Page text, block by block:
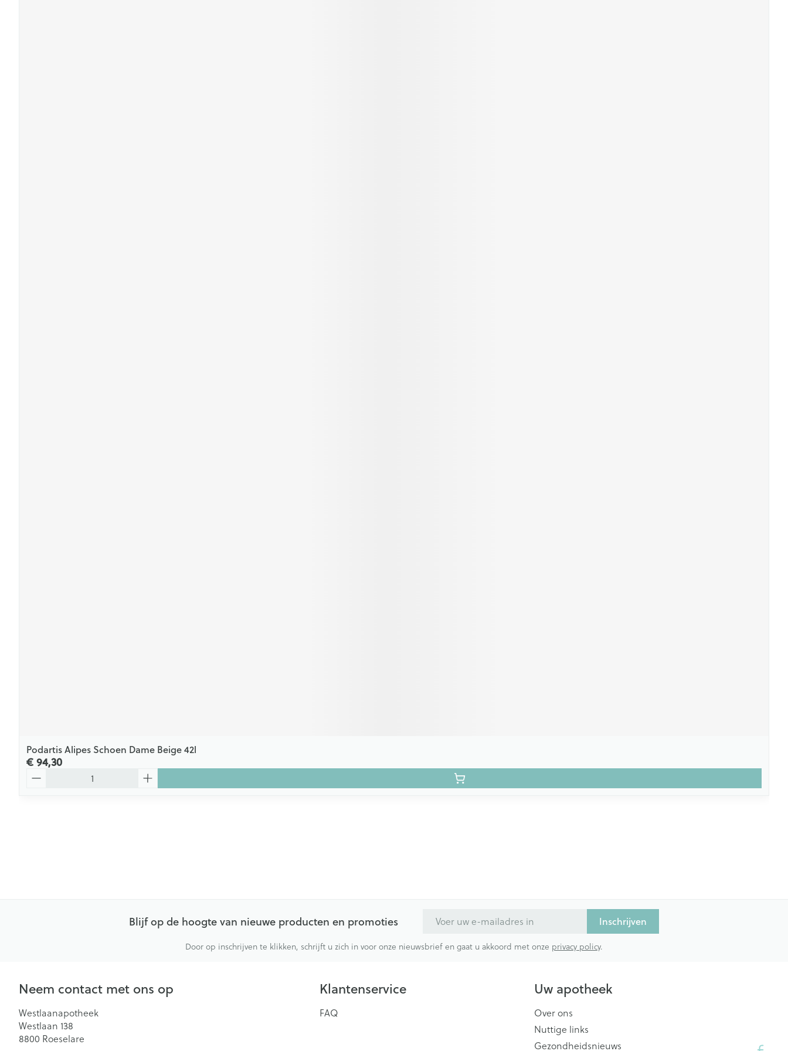
Podartis Alipes Schoen Dame Beige 42l
€ 94,30
Blijf op de hoogte van nieuwe producten en promoties Inschrijven
Door op inschrijven te klikken, schrijft u zich in voor onze nieuwsbrief en gaat u akkoord met onze privacy policy.
Neem contact met ons op
Westlaanapotheek
Westlaan 138
8800 Roeselare
Klantenservice
FAQ
Uw apotheek
Over ons
Nuttige links
Gezondheidsnieuws